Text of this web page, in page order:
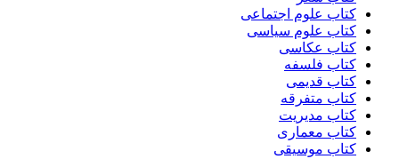
کتاب علوم اجتماعی
کتاب علوم سیاسی
کتاب عکاسی
کتاب فلسفه
کتاب قدیمی
کتاب متفرقه
کتاب مدیریت
کتاب معماری
کتاب موسیقی